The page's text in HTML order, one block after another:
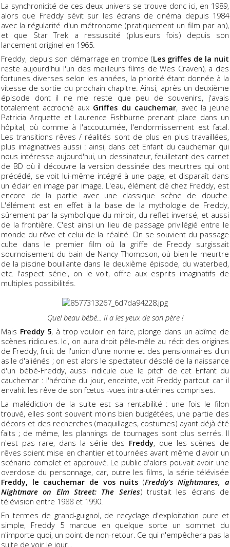
La synchronicité de ces deux univers se trouve donc ici, en 1989,
alors que Freddy sévit sur les écrans de cinéma depuis 1984
avec la régularité d'un métronome (pratiquement un film par an),
et que Star Trek a ressuscité (plusieurs fois) depuis son
lancement originel en 1965.
Freddy, depuis son démarrage en trombe (Les griffes de la nuit
reste aujourd'hui l'un des meilleurs films de Wes Craven), a des
fortunes diverses selon les années, la priorité étant donnée à la
vitesse de sortie du prochain chapitre. Ainsi, après un deuxième
épisode dont il ne me reste que peu de souvenirs, j'avais
totalement accroché aux Griffes du cauchemar, avec la jeune
Patricia Arquette et Laurence Fishburne prenant place dans un
hôpital, où comme à l'accoutumée, l'endormissement est fatal.
Les transitions rêves / réalités sont de plus en plus travaillées,
plus imaginatives aussi : ainsi, dans cet Enfant du cauchemar qui
nous intéresse aujourd'hui, un dessinateur, feuilletant des carnet
de BD où il découvre la version dessinée des meurtres qui ont
précédé, se voit lui-même intégré à une page, et disparaît dans
un éclair en image par image. L'eau, élément clé chez Freddy, est
encore de la partie avec une classique scène de douche.
L'élément est en effet à la base de la mythologie de Freddy,
sûrement par la symbolique du miroir, du reflet inversé, et aussi
de la frontière. C'est ainsi un lieu de passage privilégié entre le
monde du rêve et celui de la réalité. On se souvient du passage
culte dans le premier film où la griffe de Freddy surgissait
sournoisement du bain de Nancy Thompson, où bien le meurtre
de la piscine bouillante dans le deuxième épisode, du waterbed,
etc. l'aspect sériel, on le voit, offre aux esprits imaginatifs de
multiples possibilités.
Quel beau bébé... Il a les yeux de son père !
Mais Freddy 5, à trop vouloir en faire, plonge dans un abîme de
scènes ridicules. Ici, on aura droit pêle-mêle au récit des origines
de Freddy, fruit de l'union d'une nonne et des pensionnaires d'un
asile d'aliénés ; on est alors le spectateur désolé de la naissance
d'un bébé-Freddy, aussi ridicule que le pitch de cet Enfant du
cauchemar : l'héroïne du jour, enceinte, voit Freddy partout car il
envahit les rêve de son fœtus -vues intra-utérines comprises.
La malédiction de la suite est sa rentabilité : une fois le filon
trouvé, elles sont souvent moins bien budgétées, une partie des
décors et des recherches (maquillages, costumes) ayant déjà été
faits ; de même, les plannings de tournages sont plus serrés. Il
n'est pas rare, dans la série des Freddy, que les scènes de
rêves soient mise en chantier et tournées avant même d'avoir un
scénario complet et approuvé. Le public d'alors pouvait avoir une
overdose du personnage, car, outre les films, la série télévisée
Freddy, le cauchemar de vos nuits (Freddy's Nightmares, a
Nightmare on Elm Street: The Series) trustait les écrans de
télévision entre 1988 et 1990.
En termes de grand-guignol, de recyclage d'exploitation pure et
simple, Freddy 5 marque en quelque sorte un sommet du
n'importe quoi, un point de non-retour. Ce qui n'empêchera pas la
suite de voir le jour...